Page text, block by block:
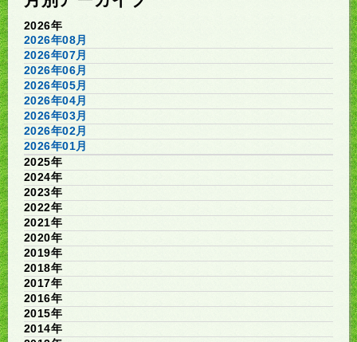
2026年
2026年08月
2026年07月
2026年06月
2026年05月
2026年04月
2026年03月
2026年02月
2026年01月
2025年
2024年
2023年
2022年
2021年
2020年
2019年
2018年
2017年
2016年
2015年
2014年